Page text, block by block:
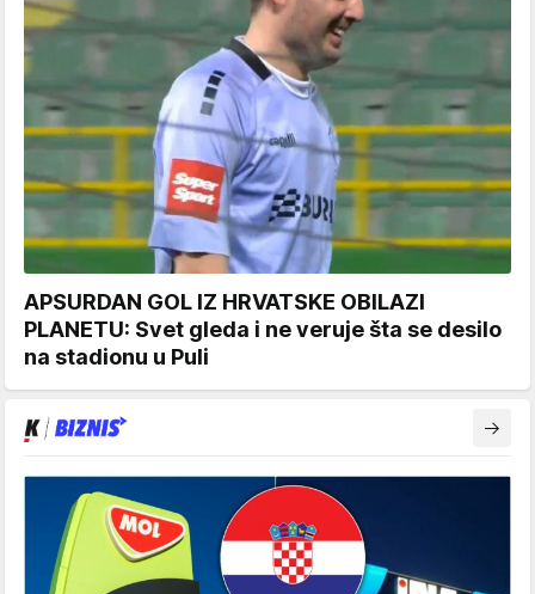
APSURDAN GOL IZ HRVATSKE OBILAZI
PLANETU: Svet gleda i ne veruje šta se desilo
na stadionu u Puli